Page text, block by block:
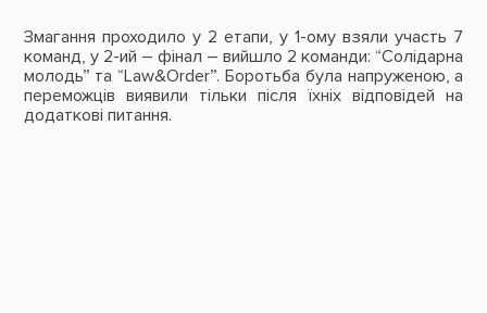
Змагання проходило у 2 етапи, у 1-ому взяли участь 7
команд, у 2-ий – фінал – вийшло 2 команди: “Солідарна
молодь” та “Law&Order”. Боротьба була напруженою, а
переможців виявили тільки після їхніх відповідей на
додаткові питання.